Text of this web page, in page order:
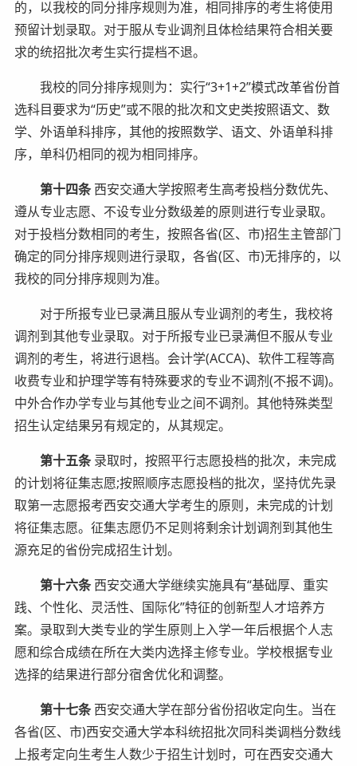
的，以我校的同分排序规则为准，相同排序的考生将使用
预留计划录取。对于服从专业调剂且体检结果符合相关要
求的统招批次考生实行提档不退。
我校的同分排序规则为：实行“3+1+2”模式改革省份首
选科目要求为“历史”或不限的批次和文史类按照语文、数
学、外语单科排序，其他的按照数学、语文、外语单科排
序，单科仍相同的视为相同排序。
第十四条西安交通大学按照考生高考投档分数优先、
遵从专业志愿、不设专业分数级差的原则进行专业录取。
对于投档分数相同的考生，按照各省(区、市)招生主管部门
确定的同分排序规则进行录取，各省(区、市)无排序的，以
我校的同分排序规则为准。
对于所报专业已录满且服从专业调剂的考生，我校将
调剂到其他专业录取。对于所报专业已录满但不服从专业
调剂的考生，将进行退档。会计学(ACCA)、软件工程等高
收费专业和护理学等有特殊要求的专业不调剂(不报不调)。
中外合作办学专业与其他专业之间不调剂。其他特殊类型
招生认定结果另有规定的，从其规定。
第十五条录取时，按照平行志愿投档的批次，未完成
的计划将征集志愿;按照顺序志愿投档的批次，坚持优先录
取第一志愿报考西安交通大学考生的原则，未完成的计划
将征集志愿。征集志愿仍不足则将剩余计划调剂到其他生
源充足的省份完成招生计划。
第十六条西安交通大学继续实施具有“基础厚、重实
践、个性化、灵活性、国际化”特征的创新型人才培养方
案。录取到大类专业的学生原则上入学一年后根据个人志
愿和综合成绩在所在大类内选择主修专业。学校根据专业
选择的结果进行部分宿舍优化和调整。
第十七条西安交通大学在部分省份招收定向生。当在
各省(区、市)西安交通大学本科统招批次同科类调档分数线
上报考定向生考生人数少于招生计划时，可在西安交通大